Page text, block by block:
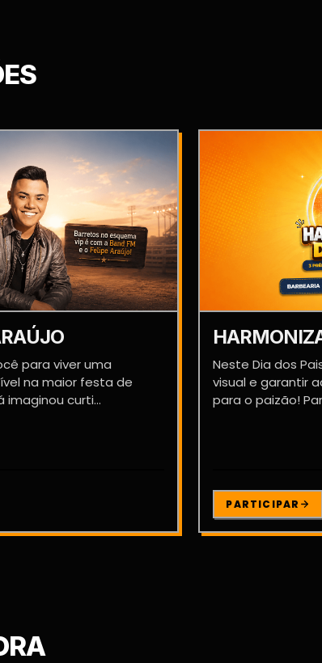
para viver uma
na maior festa de
imaginou curti...
Neste Dia dos
visual e garantir
para o paizão!
PARTICIPAR